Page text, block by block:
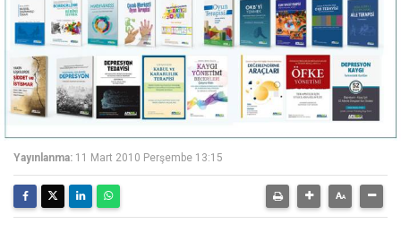
Yayınlanma: 11 Mart 2010 Perşembe 13:15